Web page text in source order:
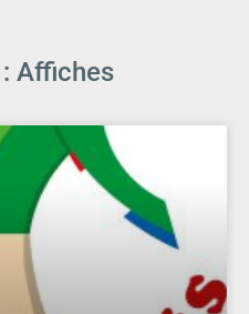
Affiches